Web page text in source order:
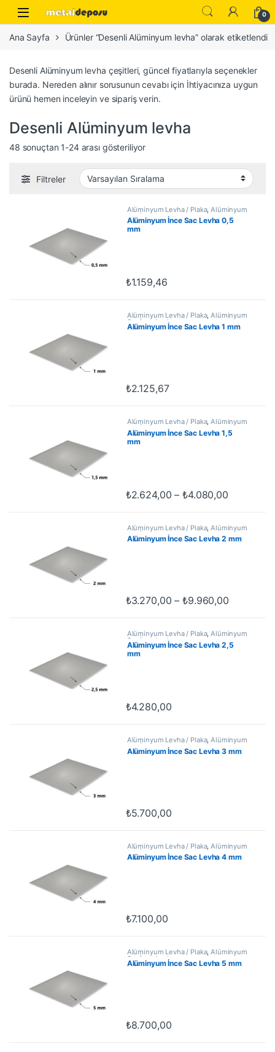
Skip to navigation
Skip to content
0
Ana Sayfa Ürünler “Desenli Alüminyum levha” olarak etiketlendi
Desenli Alüminyum levha çeşitleri, güncel fiyatlarıyla seçenekler
burada. Nereden alınır sorusunun cevabı için İhtiyacınıza uygun
ürünü hemen inceleyin ve sipariş verin.
Desenli Alüminyum levha
48 sonuçtan 1-24 arası gösteriliyor
Filtreler
Alüminyum Levha / Plaka, Alüminyum
Sac İnce Levha
Alüminyum İnce Sac Levha 0,5
mm
₺1.159,46
Alüminyum Levha / Plaka,Alüminyum
Sac İnce Levha
Alüminyum İnce Sac Levha 1 mm
₺2.125,67
Alüminyum Levha / Plaka,Alüminyum
Sac İnce Levha
Alüminyum İnce Sac Levha 1,5
mm
₺2.624,00 –₺4.080,00Fiyat
Bu ürünün birden fazla varyasyonu
Alüminyum Levha / Plaka, Alüminyum
Sac İnce Levha
Alüminyum İnce Sac Levha 2 mm
₺3.270,00 –₺9.960,00Fiyat
Bu ürünün birden fazla varyasyonu
Alüminyum Levha / Plaka,Alüminyum
Sac İnce Levha
Alüminyum İnce Sac Levha 2,5
mm
₺4.280,00
Alüminyum Levha / Plaka,Alüminyum
Sac İnce Levha
Alüminyum İnce Sac Levha 3 mm
₺5.700,00
Alüminyum Levha / Plaka, Alüminyum
Sac İnce Levha
Alüminyum İnce Sac Levha 4 mm
₺7.100,00
Alüminyum Levha / Plaka,Alüminyum
Sac İnce Levha
Alüminyum İnce Sac Levha 5 mm
₺8.700,00